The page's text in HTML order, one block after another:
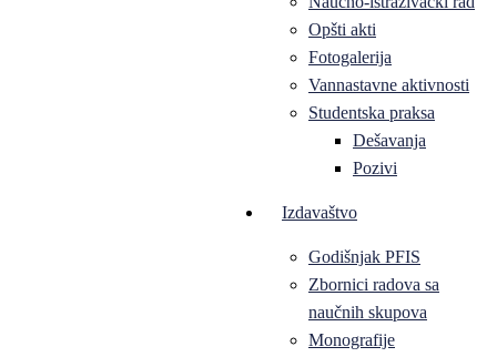
Opšti akti
Fotogalerija
Vannastavne aktivnosti
Studentska praksa
Dešavanja
Pozivi
Izdavaštvo
Godišnjak PFIS
Zbornici radova sa
naučnih skupova
Monografije